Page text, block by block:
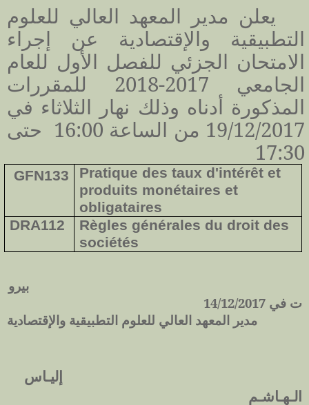
يعلن مدير المعهد العالي للعلوم
التطبيقية والإقتصادية عن إجراء
الامتحان الجزئي للفصل الأول للعام
الجامعي 2017-2018 للمقررات
المذكورة أدناه وذلك نهار الثلاثاء في
19/12/2017 من الساعة 16:00 حتى
17:30
Pratique des taux d'intérêt et
produits monétaires et
obligataires
GFN133
Règles générales du droit des
sociétés
DRA112
بيرو
ت في 14/12/2017
مدير المعهد العالي للعلوم التطبيقية والإقتصادية
إليـاس
الـهـاشـم